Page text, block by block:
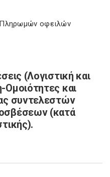
οφειλών
(Λογιστική και
και
συντελεστών
(κατά